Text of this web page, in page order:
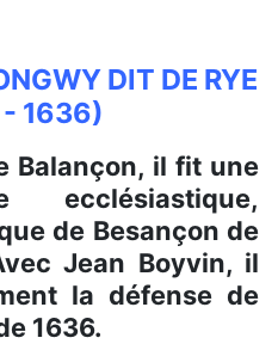
DIT DE RYE
1636)
Balançon, il fit une
ecclésiastique,
de Besançon de
Jean Boyvin, il
la défense de
1636.